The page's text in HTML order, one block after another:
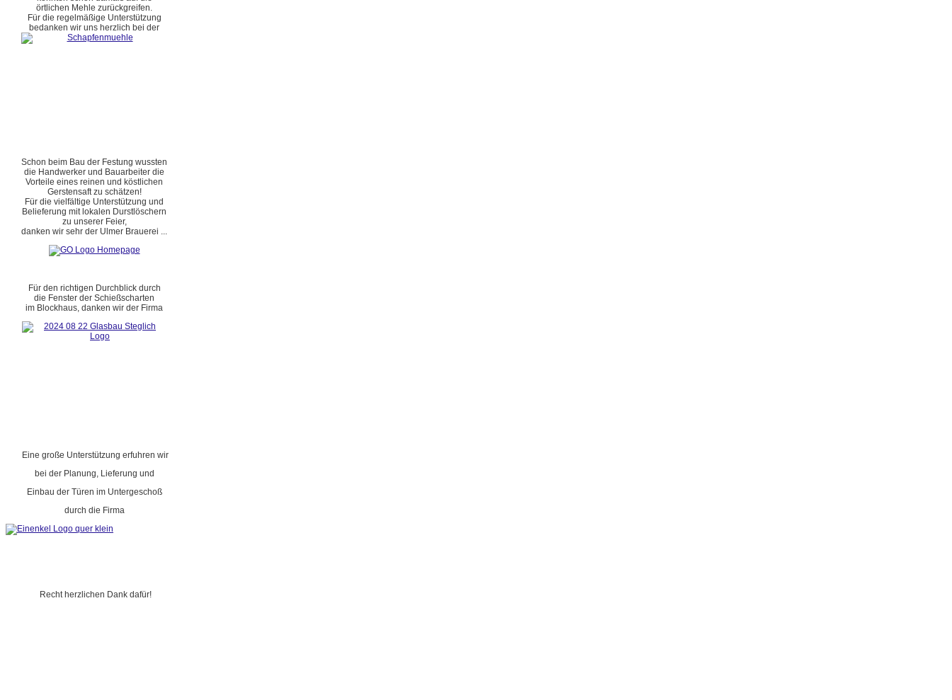
örtlichen Mehle zurückgreifen.
Für die regelmäßige Unterstützung
bedanken wir uns herzlich bei der
Schon beim Bau der Festung wussten
die Handwerker und Bauarbeiter die
Vorteile eines reinen und köstlichen
Gerstensaft zu schätzen!
Für die vielfältige Unterstützung und
Belieferung mit lokalen Durstlöschern
zu unserer Feier,
danken wir sehr der Ulmer Brauerei ...
Für den richtigen Durchblick durch
die Fenster der Schießscharten
im Blockhaus, danken wir der Firma
Eine große Unterstützung erfuhren wir
bei der Planung, Lieferung und
Einbau der Türen im Untergeschoß
durch die Firma
Recht herzlichen Dank dafür!